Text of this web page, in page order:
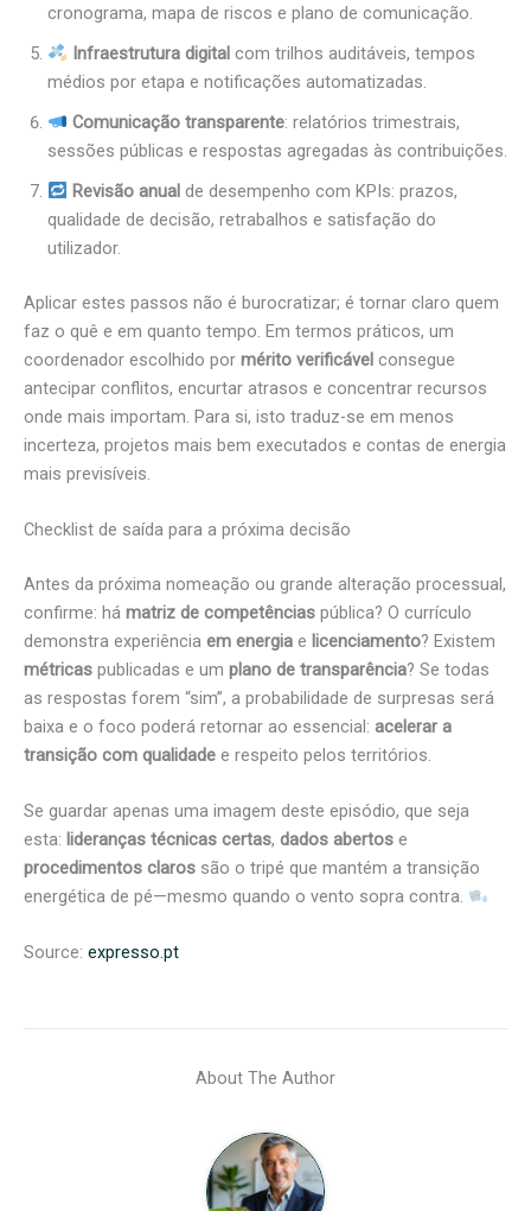
cronograma, mapa de riscos e plano de comunicação.
Infraestrutura digitalcom trilhos auditáveis, tempos
médios por etapa e notificações automatizadas.
Comunicação transparente: relatórios trimestrais,
sessões públicas e respostas agregadas às contribuições.
Revisão anualde desempenho com KPIs: prazos,
qualidade de decisão, retrabalhos e satisfação do
utilizador.
Aplicar estes passos não é burocratizar; é tornar claro quem
faz o quê e em quanto tempo. Em termos práticos, um
coordenador escolhido por mérito verificável consegue
antecipar conflitos, encurtar atrasos e concentrar recursos
onde mais importam. Para si, isto traduz-se em menos
incerteza, projetos mais bem executados e contas de energia
mais previsíveis.
Checklist de saída para a próxima decisão
Antes da próxima nomeação ou grande alteração processual,
confirme: há matriz de competências pública? O currículo
demonstra experiência em energia e licenciamento? Existem
métricas publicadas e um plano de transparência? Se todas
as respostas forem “sim”, a probabilidade de surpresas será
baixa e o foco poderá retornar ao essencial: acelerar a
transição com qualidade e respeito pelos territórios.
Se guardar apenas uma imagem deste episódio, que seja
esta: lideranças técnicas certas, dados abertos e
procedimentos claros são o tripé que mantém a transição
energética de pé—mesmo quando o vento sopra contra.
Source: expresso.pt
About The Author